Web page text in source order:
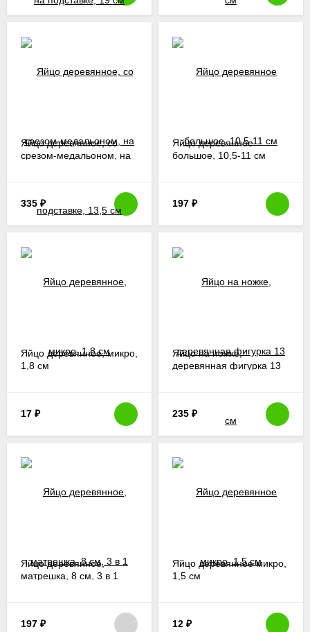
Яйцо деревянное, со
срезом-медальоном, на
335 ₽
Яйцо деревянное
большое, 10,5-11 см
197 ₽
Яйцо деревянное, микро,
1,8 см
17 ₽
Яйцо на ножке,
деревянная фигурка 13
235 ₽
Яйцо деревянное,
матрешка, 8 см, 3 в 1
197 ₽
Яйцо деревянное микро,
1,5 см
12 ₽